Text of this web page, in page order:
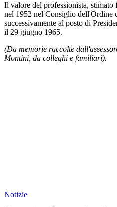
Il valore del professionista,
nel 1952 nel Consiglio dell'Ordine
successivamente al posto di
il 29 giugno 1965.
(Da memorie raccolte
Montini, da colleghi e familiari).
Notizie